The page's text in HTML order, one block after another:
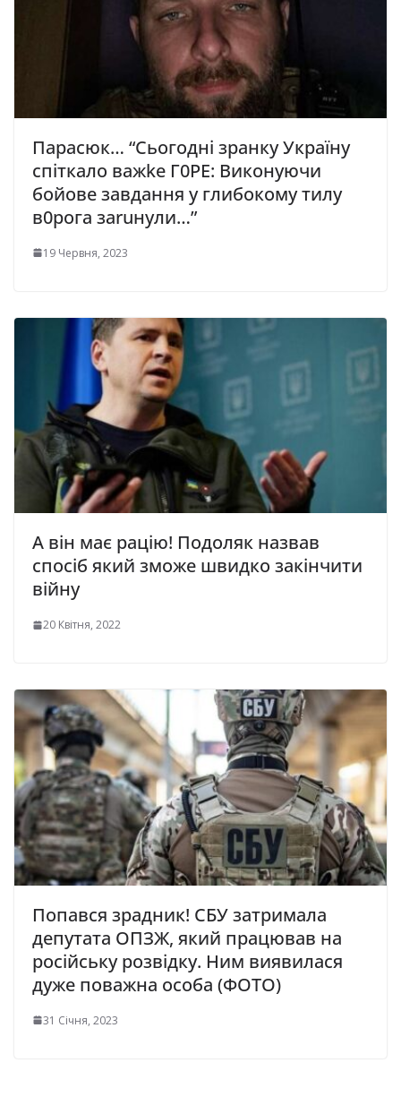
Парасюк… “Сьогодні зранку Україну
спіткало важkе Г0РЕ: Виконуючи
бойове завдання у глибокому тилу
в0pога заruнули…”
19 Червня, 2023
А він має рацію! Подоляк назвав
спосіб який зможе швидко закінчити
війну
20 Квітня, 2022
Попався зрадник! СБУ затримала
депутата ОПЗЖ, який працював на
російську розвідку. Ним виявилася
дуже поважна особа (ФОТО)
31 Січня, 2023